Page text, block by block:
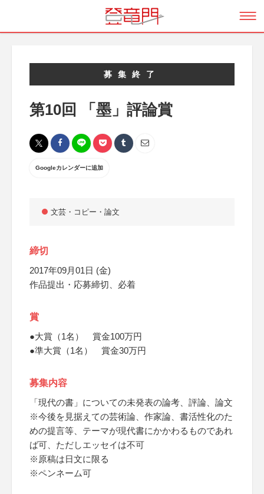
募集終了
第10回 「墨」評論賞
Googleカレンダーに追加
文芸・コピー・論文
締切
2017年09月01日 (金)
作品提出・応募締切、必着
賞
●大賞（1名） 賞金100万円
●準大賞（1名） 賞金30万円
募集内容
「現代の書」についての未発表の論考、評論、論文
※今後を見据えての芸術論、作家論、書活性化のた
めの提言等、テーマが現代書にかかわるものであれ
ば可、ただしエッセイは不可
※原稿は日文に限る
※ペンネーム可